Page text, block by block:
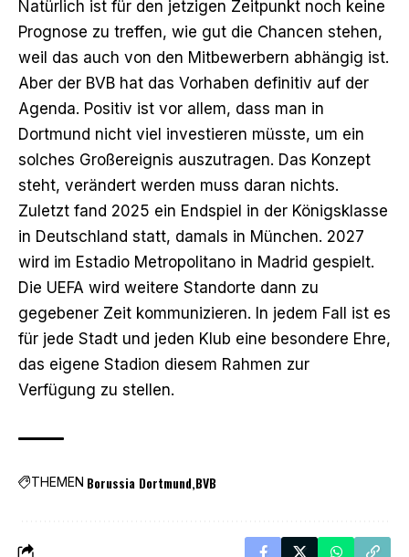
Natürlich ist für den jetzigen Zeitpunkt noch keine
Prognose zu treffen, wie gut die Chancen stehen,
weil das auch von den Mitbewerbern abhängig ist.
Aber der BVB hat das Vorhaben definitiv auf der
Agenda. Positiv ist vor allem, dass man in
Dortmund nicht viel investieren müsste, um ein
solches Großereignis auszutragen. Das Konzept
steht, verändert werden muss daran nichts.
Zuletzt fand 2025 ein Endspiel in der Königsklasse
in Deutschland statt, damals in München. 2027
wird im Estadio Metropolitano in Madrid gespielt.
Die UEFA wird weitere Standorte dann zu
gegebener Zeit kommunizieren. In jedem Fall ist es
für jede Stadt und jeden Klub eine besondere Ehre,
das eigene Stadion diesem Rahmen zur
Verfügung zu stellen.
THEMEN Borussia Dortmund BVB